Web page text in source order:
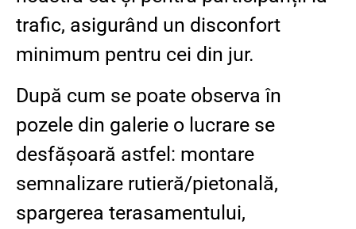
trafic, asigurând un disconfort
minimum pentru cei din jur.
După cum se poate observa în
pozele din galerie o lucrare se
desfășoară astfel: montare
semnalizare rutieră/pietonală,
spargerea terasamentului,